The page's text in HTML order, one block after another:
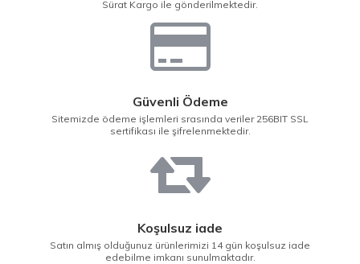
Sürat Kargo ile gönderilmektedir.
Güvenli Ödeme
Sitemizde ödeme işlemleri srasında veriler 256BIT SSL
sertifikası ile şifrelenmektedir.
Koşulsuz iade
Satın almış olduğunuz ürünlerimizi 14 gün koşulsuz iade
edebilme imkanı sunulmaktadır.